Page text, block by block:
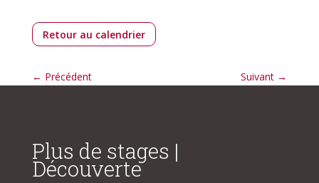
Retour au calendrier
← Précédent Suivant →
Plus de stages |
Découverte